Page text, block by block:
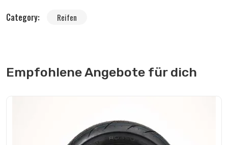
Category:
Reifen
Empfohlene Angebote für dich